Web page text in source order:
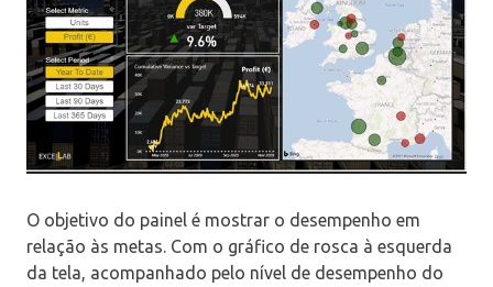
O objetivo do painel é mostrar o desempenho em
relação às metas. Com o gráfico de rosca à esquerda
da tela, acompanhado pelo nível de desempenho do